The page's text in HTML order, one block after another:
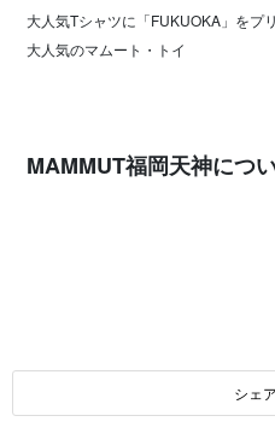
大人気Tシャツに「FUKUOKA」をプ
大人気のマムート・トイ
MAMMUT福岡天神につ
シェ